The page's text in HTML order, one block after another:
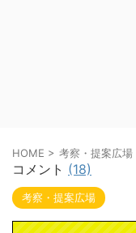
HOME > 考察・提案広場
コメント (18)
考察・提案広場